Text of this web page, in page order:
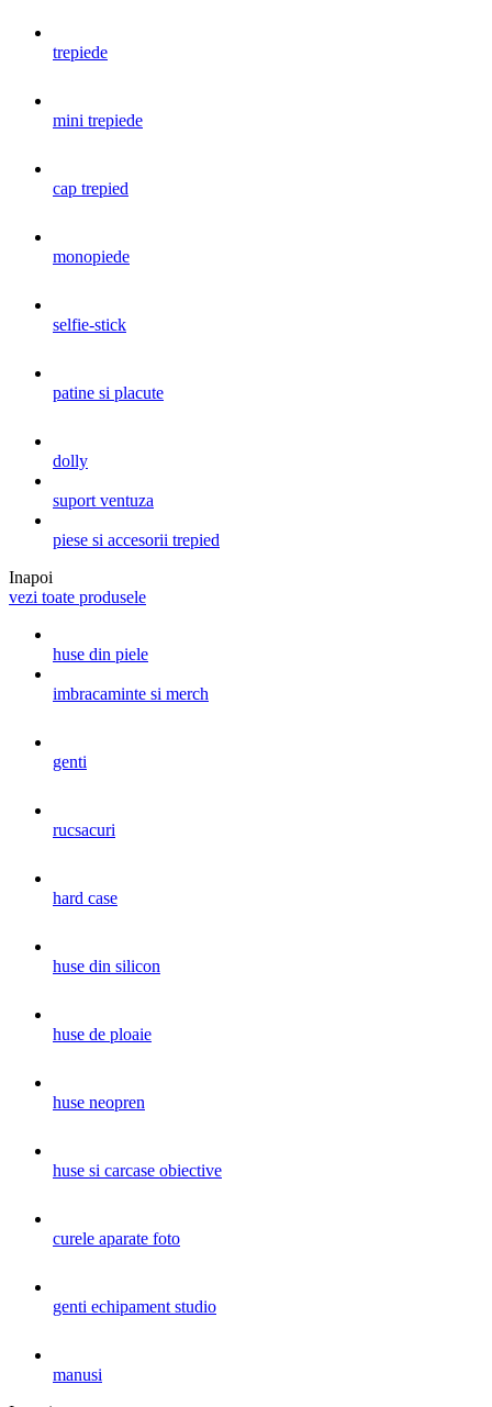
trepiede
mini trepiede
cap trepied
monopiede
selfie-stick
patine si placute
dolly
suport ventuza
piese si accesorii trepied
Inapoi
vezi toate produsele
huse din piele
imbracaminte si merch
genti
rucsacuri
hard case
huse din silicon
huse de ploaie
huse neopren
huse si carcase obiective
curele aparate foto
genti echipament studio
manusi